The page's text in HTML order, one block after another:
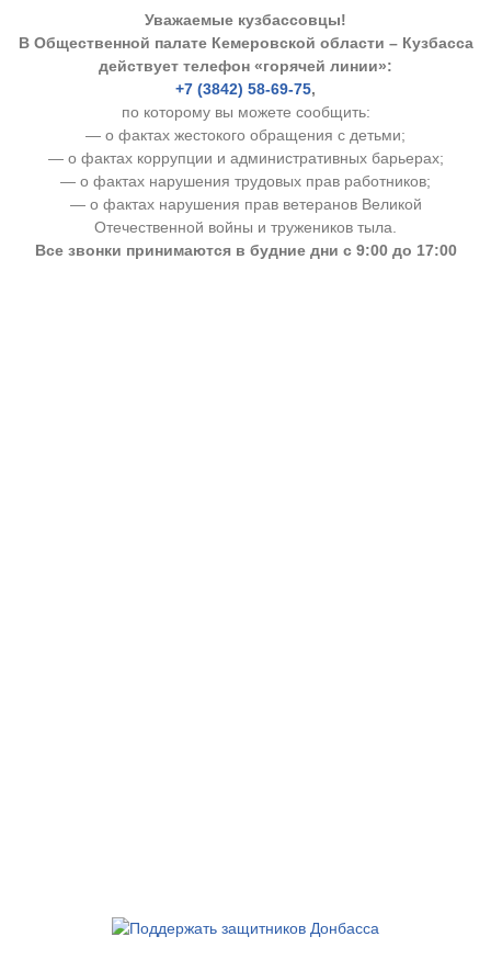
Уважаемые кузбассовцы!
В Общественной палате Кемеровской области – Кузбасса
действует телефон «горячей линии»:
+7 (3842) 58-69-75,
по которому вы можете сообщить:
— о фактах жестокого обращения с детьми;
— о фактах коррупции и административных барьерах;
— о фактах нарушения трудовых прав работников;
— о фактах нарушения прав ветеранов Великой
Отечественной войны и тружеников тыла.
Все звонки принимаются в будние дни с 9:00 до 17:00